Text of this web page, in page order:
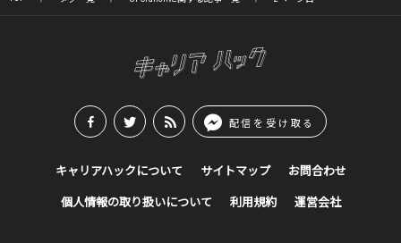
配信を受け取る
キャリアハックについて サイトマップ お問合わせ
個人情報の取り扱いについて 利用規約 運営会社